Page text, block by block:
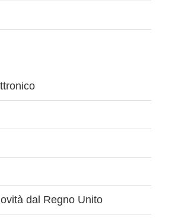
dal Regno Unito